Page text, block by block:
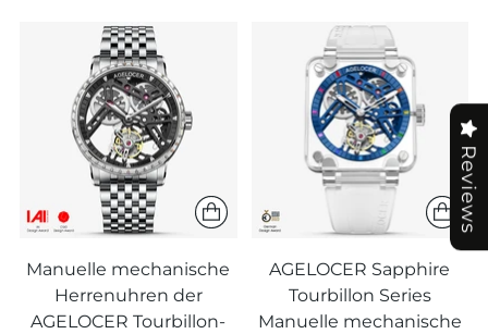
Manuelle mechanische
Herrenuhren der
AGELOCER Tourbillon-
AGELOCER Sapphire
Tourbillon Series
Manuelle mechanische
Reviews